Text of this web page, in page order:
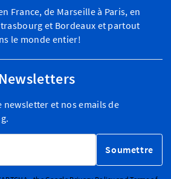
France, de Marseille à Paris, en
et Bordeaux et partout
le monde entier!
newsletter et nos emails de
Soumettre